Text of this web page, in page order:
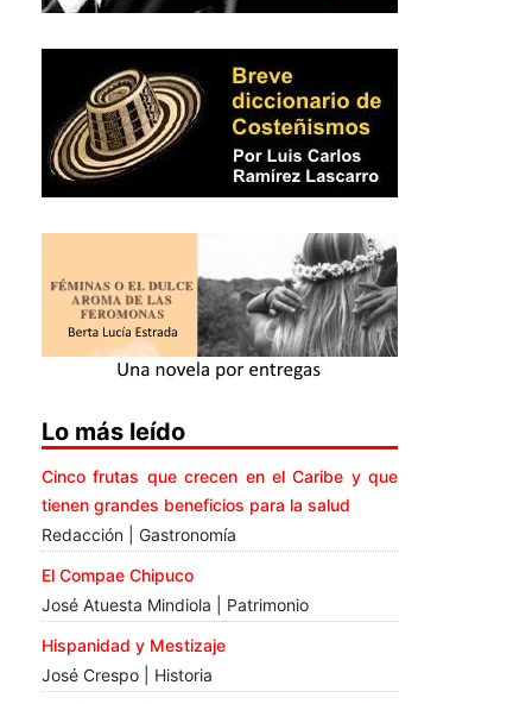
Lo más leído
Cinco frutas que crecen en el Caribe y que
tienen grandes beneficios para la salud
Redacción | Gastronomía
El Compae Chipuco
José Atuesta Mindiola | Patrimonio
Hispanidad y Mestizaje
José Crespo | Historia